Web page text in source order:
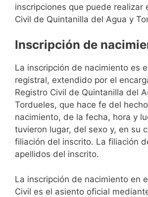
inscripciones que puede realizar
Civil de Quintanilla del Agua y
Inscripción de
La inscripción de nacimiento es
registral, extendido por el
Registro Civil de Quintanilla del
Tordueles, que hace fe del
nacimiento, de la fecha, hora y
tuvieron lugar, del sexo y, en su
filiación del inscrito. La filiación
apellidos del inscrito.
La inscripción de nacimiento en
Civil es el asiento oficial